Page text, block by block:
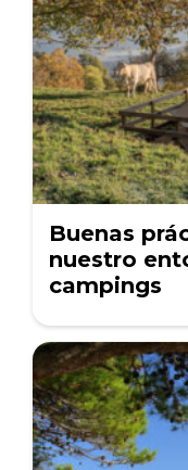
Buenas
nuestro
campings